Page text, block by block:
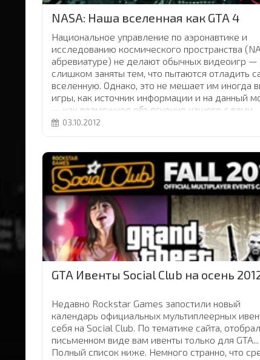
NASA: Наша вселенная как GTA 4
Национальное управление по аэронавтике и
исследованию космического пространства
абревиатуре) не делают обычных видеоигр —
слишком заняты тем, что пытаются отладить
вселенную. Однако, это не мешает им иногда
игры, как источник информации и на данный
— как возможное объяснение нашего с вами
существования.
03.10.2012
GTA Ивенты Social Club на осень
Недавно Rockstar Games запостили новый
календарь официальных мультиплеерных
себя на Social Club. По тематике сайта,
письменном виде вам ивенты только для GTA...
Полный список ниже. Немного странно, что